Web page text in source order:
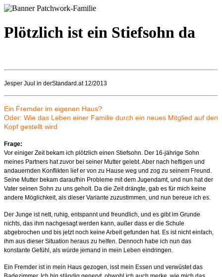
Plötzlich ist ein Stiefsohn da
Jesper Juul in derStandard.at 12/2013
Ein Fremder im eigenen Haus?
Oder: Wie das Leben einer Familie durch ein neues Mitglied auf den
Kopf gestellt wird
Frage:
Vor einiger Zeit bekam ich plötzlich einen Stiefsohn. Der 16-jährige Sohn
meines Partners hat zuvor bei seiner Mutter gelebt. Aber nach heftigen und
andauernden Konflikten lief er von zu Hause weg und zog zu seinem Freund.
Seine Mutter bekam daraufhin Probleme mit dem Jugendamt, und nun hat der
Vater seinen Sohn zu uns geholt. Da die Zeit drängte, gab es für mich keine
andere Möglichkeit, als dieser Variante zuzustimmen, und nun bereue ich es.
Der Junge ist nett, ruhig, entspannt und freundlich, und es gibt im Grunde
nichts, das ihm nachgesagt werden kann, außer dass er die Schule
abgebrochen und bis jetzt noch keine Arbeit gefunden hat. Es ist nicht einfach,
ihm aus dieser Situation heraus zu helfen. Dennoch habe ich nun das
konstante Gefühl, als würde jemand in mein Leben eindringen.
Ein Fremder ist in mein Haus gezogen, isst mein Essen und verwüstet das